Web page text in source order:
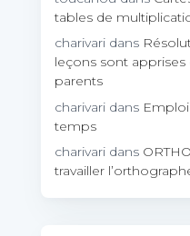
tables de
charivari dans
leçons sont
parents
charivari dans
temps
charivari dans
travailler